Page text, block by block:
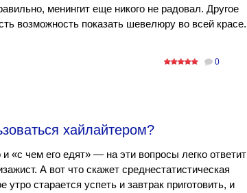
менингит еще никого не радовал. Другое
возможность показать шевелюру во всей красе.
0
хайлайтером?
и «с чем его едят» — на эти вопросы легко ответит
А вот что скажет среднестатистическая
утро старается успеть и завтрак приготовить, и